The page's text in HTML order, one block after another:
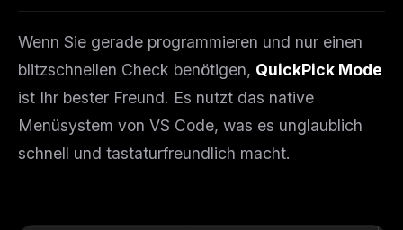
Wenn Sie gerade programmieren und nur einen
blitzschnellen Check benötigen, QuickPick Mode
ist Ihr bester Freund. Es nutzt das native
Menüsystem von VS Code, was es unglaublich
schnell und tastaturfreundlich macht.